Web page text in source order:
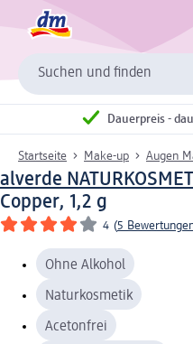
Suchen und finden
Dauerpreis -
Startseite Make-up Augen
alverde
Copper, 1,2 g
4 (5
Ohne Alkohol
Naturkosmetik
Acetonfrei